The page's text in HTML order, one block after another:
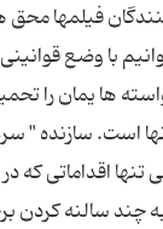
فیلمها
با وضع
ها یمان را
است. سازنده "
تنها اقداماتی
چند سالنه کردن